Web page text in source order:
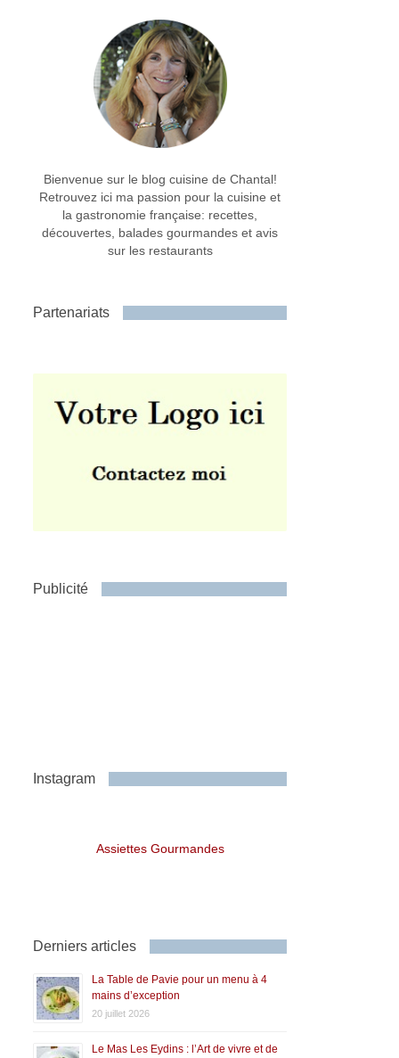
Bienvenue sur le blog cuisine de Chantal!
Retrouvez ici ma passion pour la cuisine et
la gastronomie française: recettes,
découvertes, balades gourmandes et avis
sur les restaurants
Partenariats
Publicité
Instagram
Assiettes Gourmandes
Derniers articles
La Table de Pavie pour un menu à 4
mains d’exception
20 juillet 2026
Le Mas Les Eydins : l’Art de vivre et de